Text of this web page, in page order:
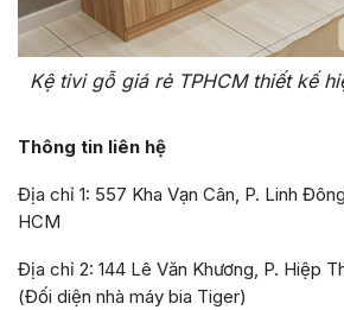
Kệ tivi gỗ giá rẻ TPHCM thiết kế
Thông tin liên hệ
Địa chỉ 1: 557 Kha Vạn Cân, P. Linh
HCM
Địa chỉ 2: 144 Lê Văn Khương, P. Hiệp
(Đối diện nhà máy bia Tiger)